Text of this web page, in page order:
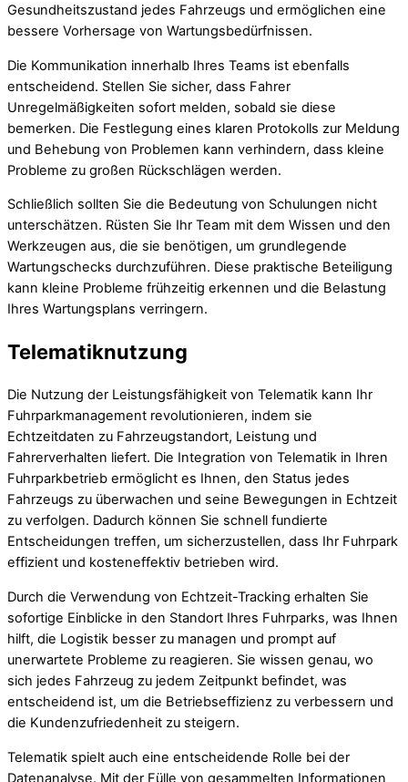
Gesundheitszustand jedes Fahrzeugs und ermöglichen eine
bessere Vorhersage von Wartungsbedürfnissen.
Die Kommunikation innerhalb Ihres Teams ist ebenfalls
entscheidend. Stellen Sie sicher, dass Fahrer
Unregelmäßigkeiten sofort melden, sobald sie diese
bemerken. Die Festlegung eines klaren Protokolls zur Meldung
und Behebung von Problemen kann verhindern, dass kleine
Probleme zu großen Rückschlägen werden.
Schließlich sollten Sie die Bedeutung von Schulungen nicht
unterschätzen. Rüsten Sie Ihr Team mit dem Wissen und den
Werkzeugen aus, die sie benötigen, um grundlegende
Wartungschecks durchzuführen. Diese praktische Beteiligung
kann kleine Probleme frühzeitig erkennen und die Belastung
Ihres Wartungsplans verringern.
Telematiknutzung
Die Nutzung der Leistungsfähigkeit von Telematik kann Ihr
Fuhrparkmanagement revolutionieren, indem sie
Echtzeitdaten zu Fahrzeugstandort, Leistung und
Fahrerverhalten liefert. Die Integration von Telematik in Ihren
Fuhrparkbetrieb ermöglicht es Ihnen, den Status jedes
Fahrzeugs zu überwachen und seine Bewegungen in Echtzeit
zu verfolgen. Dadurch können Sie schnell fundierte
Entscheidungen treffen, um sicherzustellen, dass Ihr Fuhrpark
effizient und kosteneffektiv betrieben wird.
Durch die Verwendung von Echtzeit-Tracking erhalten Sie
sofortige Einblicke in den Standort Ihres Fuhrparks, was Ihnen
hilft, die Logistik besser zu managen und prompt auf
unerwartete Probleme zu reagieren. Sie wissen genau, wo
sich jedes Fahrzeug zu jedem Zeitpunkt befindet, was
entscheidend ist, um die Betriebseffizienz zu verbessern und
die Kundenzufriedenheit zu steigern.
Telematik spielt auch eine entscheidende Rolle bei der
Datenanalyse. Mit der Fülle von gesammelten Informationen